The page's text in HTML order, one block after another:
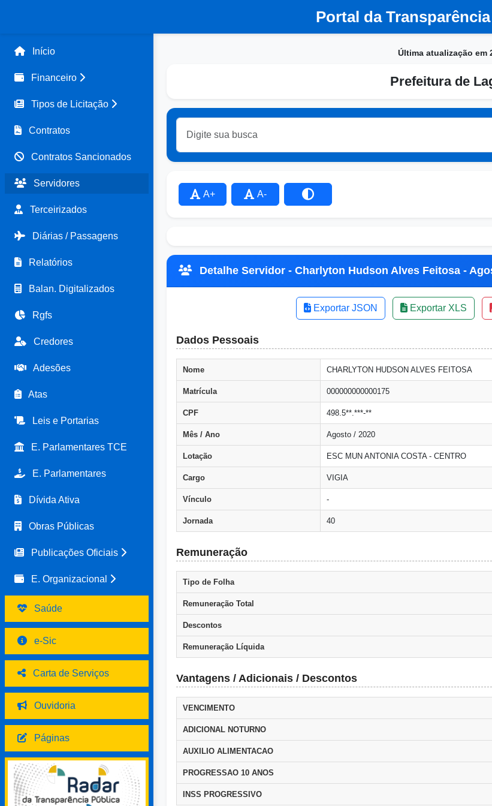
Portal da Transparência
Início
Financeiro
Tipos de Licitação
Contratos
Contratos Sancionados
Servidores
Terceirizados
Diárias / Passagens
Relatórios
Balan. Digitalizados
Rgfs
Credores
Adesões
Atas
Leis e Portarias
E. Parlamentares TCE
E. Parlamentares
Dívida Ativa
Obras Públicas
Publicações Oficiais
E. Organizacional
Saúde
e-Sic
Carta de Serviços
Ouvidoria
Páginas
Última atualização em
Prefeitura de
A+ A-
Detalhe Servidor - Charlyton Hudson Alves Feitosa -
Exportar JSON Exportar XLS
Dados Pessoais
Nome CHARLYTON HUDSON ALVES FEITOSA
Matrícula 000000000000175
CPF 498.5**.***-**
Mês / Ano Agosto / 2020
Lotação ESC MUN ANTONIA COSTA - CENTRO
Cargo VIGIA
Vínculo -
Jornada 40
Remuneração
Tipo de Folha
Remuneração Total
Descontos
Remuneração Líquida
Vantagens / Adicionais / Descontos
VENCIMENTO
ADICIONAL NOTURNO
AUXILIO ALIMENTACAO
PROGRESSAO 10 ANOS
INSS PROGRESSIVO